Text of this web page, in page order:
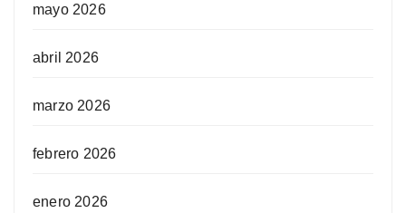
mayo 2026
abril 2026
marzo 2026
febrero 2026
enero 2026